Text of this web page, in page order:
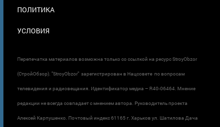
ПОЛИТИКА
УСЛОВИЯ
Перепечатка материалов возможна только со ссылкой на ресурс StroyObzor
(СтройОбзор). "StroyObzor" зарегистрирован в Нацсовете по вопросам
телевидения и радиовещания. Идентификатор медиа – R40-06464. Мнение
редакции не всегда совпадает с мнением автора. Руководитель проекта
Алексей Карпушенко. Почтовый индекс 61165 г. Харьков ул. Шатилова Дача